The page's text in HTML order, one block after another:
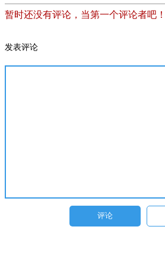
暂时还没有评论，当第一个评论者吧！
发表评论